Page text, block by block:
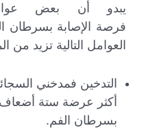
يبدو أن بعض
فرصة الإصابة بسرطان
العوامل التالية تزيد من
التدخين فمدخني
أكثر عرضة ستة أضعاف
بسرطان الفم.